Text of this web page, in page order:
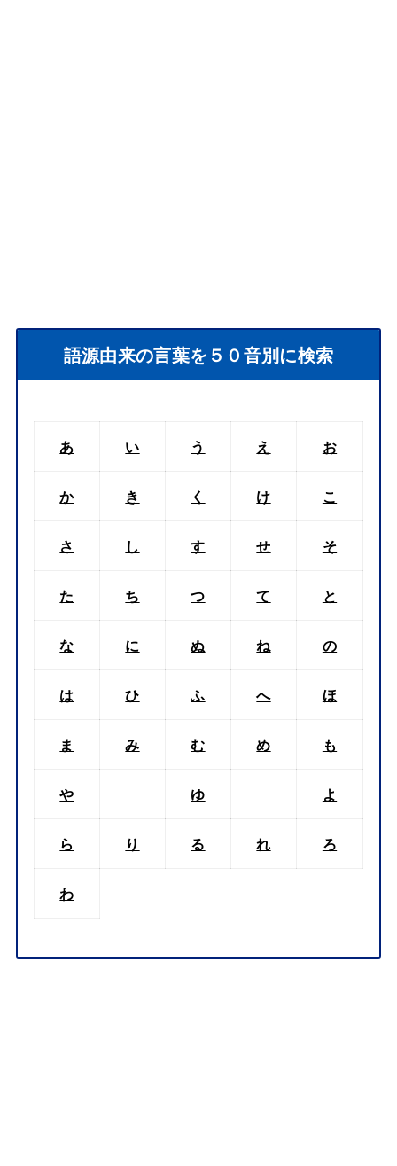
語源由来の言葉を５０音別に検索
あ い う え お
か き く け こ
さ し す せ そ
た ち つ て と
な に ぬ ね の
は ひ ふ へ ほ
ま み む め も
や ゆ よ
ら り る れ ろ
わ